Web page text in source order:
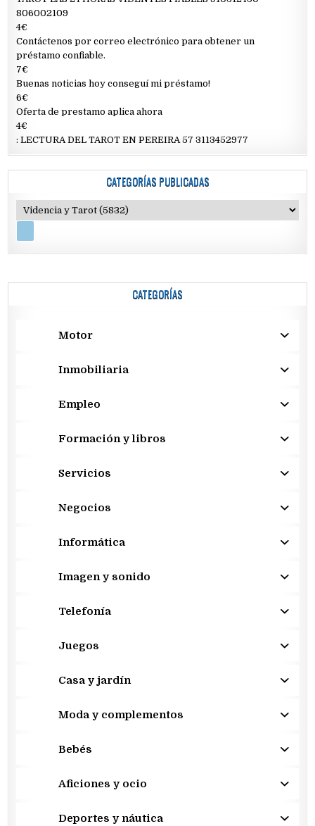
806002109
4€
Contáctenos por correo electrónico para obtener un
préstamo confiable.
7€
Buenas noticias hoy conseguí mi préstamo!
6€
Oferta de prestamo aplica ahora
4€
: LECTURA DEL TAROT EN PEREIRA 57 3113452977
CATEGORÍAS PUBLICADAS
CATEGORÍAS
Motor
Inmobiliaria
Empleo
Formación y libros
Servicios
Negocios
Informática
Imagen y sonido
Telefonía
Juegos
Casa y jardín
Moda y complementos
Bebés
Aficiones y ocio
Deportes y náutica